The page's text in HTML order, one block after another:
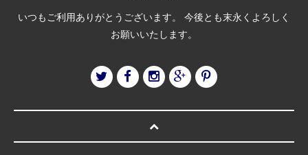
いつもご利用ありがとうございます。 今後とも末永くよろしく
お願いいたします。